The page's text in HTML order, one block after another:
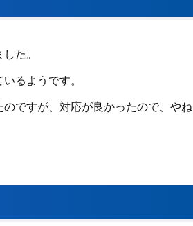
た。
るようです。
ですが、対応が良かったので、やね